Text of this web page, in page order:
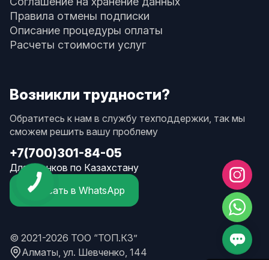
Правила отмены подписки
Описание процедуры оплаты
Расчеты стоимости услуг
Возникли трудности?
Обратитесь к нам в службу техподдержки, так мы
сможем решить вашу проблему
+7(700)301-84-05
Для звонков по Казахстану
Написать в WhatsApp
© 2021-2026 ТОО “ТОП.КЗ”
Алматы, ул. Шевченко, 144